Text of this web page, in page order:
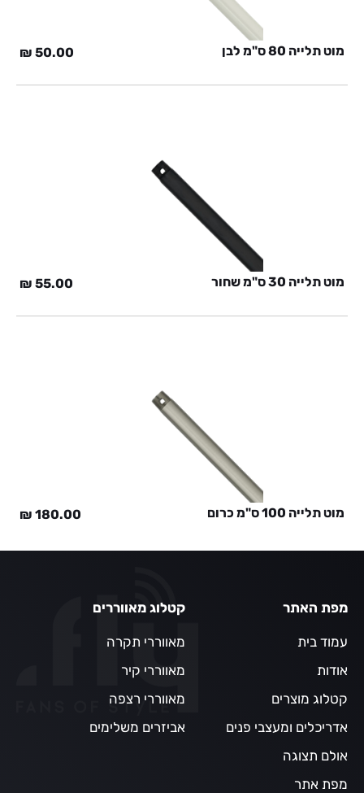
מוט תלייה 80 ס"מ לבן 50.00
₪
מוט תלייה 30 ס"מ שחור 55.00
₪
מוט תלייה 100 ס"מ כרום 180.00
₪
מפת האתר
עמוד בית
אודות
קטלוג מוצרים
אדריכלים ומעצבי פנים
אולם תצוגה
מפת אתר
קטלוג מאווררים
מאווררי תקרה
מאווררי קיר
מאווררי רצפה
אביזרים משלימים